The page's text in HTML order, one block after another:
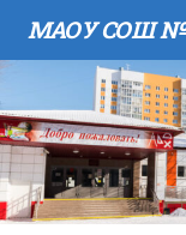
Skip to content